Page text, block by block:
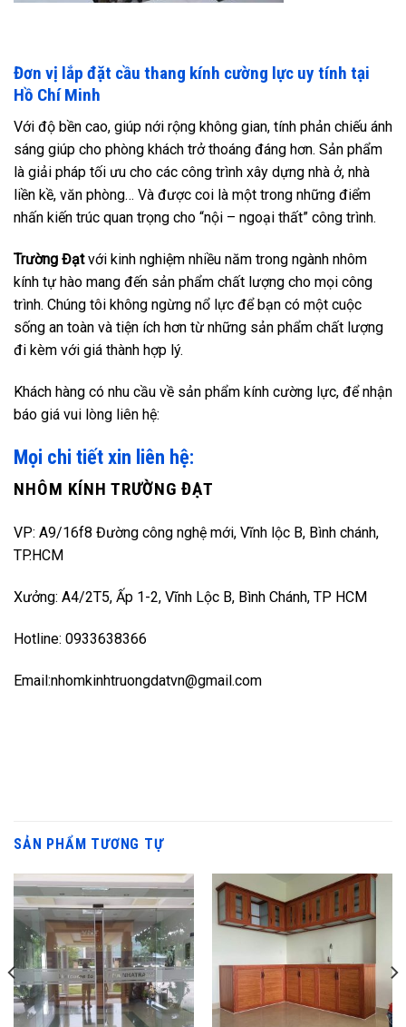
Đơn vị lắp đặt cầu thang kính cường lực uy tính tại
Hồ Chí Minh
Với độ bền cao, giúp nới rộng không gian, tính phản chiếu ánh
sáng giúp cho phòng khách trở thoáng đáng hơn. Sản phẩm
là giải pháp tối ưu cho các công trình xây dựng nhà ở, nhà
liền kề, văn phòng… Và được coi là một trong những điểm
nhấn kiến trúc quan trọng cho “nội – ngoại thất” công trình.
Trường Đạtvới kinh nghiệm nhiều năm trong ngành nhôm
kính tự hào mang đến sản phẩm chất lượng cho mọi công
trình. Chúng tôi không ngừng nổ lực để bạn có một cuộc
sống an toàn và tiện ích hơn từ những sản phẩm chất lượng
đi kèm với giá thành hợp lý.
Khách hàng có nhu cầu về sản phẩm kính cường lực, để nhận
báo giá vui lòng liên hệ:
Mọi chi tiết xin liên hệ:
NHÔM KÍNH TRƯỜNG ĐẠT
VP: A9/16f8 Đường công nghệ mới, Vĩnh lộc B, Bình chánh,
TP.HCM
Xưởng: A4/2T5, Ấp 1-2, Vĩnh Lộc B, Bình Chánh, TP HCM
Hotline: 0933638366
Email:nhomkinhtruongdatvn@gmail.com
SẢN PHẨM TƯƠNG TỰ